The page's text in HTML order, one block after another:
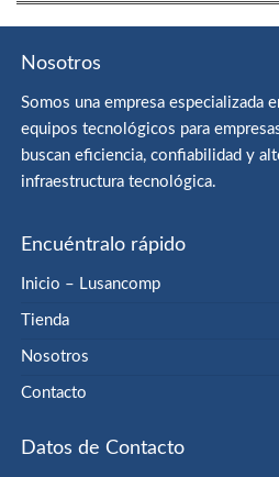
Nosotros
Somos una empresa especializada
equipos tecnológicos para
buscan eficiencia, confiabilidad y
infraestructura tecnológica.
Encuéntralo rápido
Inicio – Lusancomp
Tienda
Nosotros
Contacto
Datos de Contacto